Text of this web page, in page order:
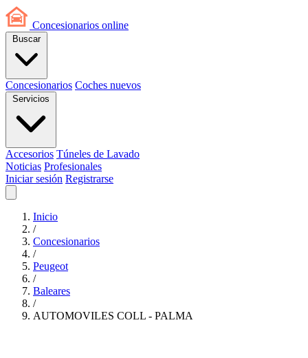
Concesionarios online
Buscar
Concesionarios Coches nuevos
Servicios
Accesorios Túneles de Lavado
Noticias Profesionales
Iniciar sesión Registrarse
Inicio
/
Concesionarios
/
Peugeot
/
Baleares
/
AUTOMOVILES COLL - PALMA